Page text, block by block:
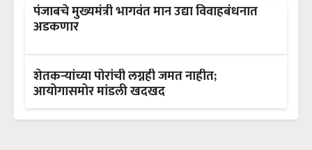
पंजाबचे मुख्यमंत्री भागवंत मान उद्या विवाहबंधनात
अडकणार
शेतकऱ्यांच्या पोरांची लग्नही जमत नाहीत;
आयोगासमोर मांडली खदखद